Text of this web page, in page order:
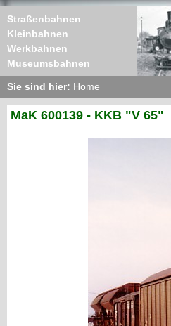
Straßenbahnen
Kleinbahnen
Werkbahnen
Museumsbahnen
Sie sind hier: Home
MaK 600139 - KKB "V 65"